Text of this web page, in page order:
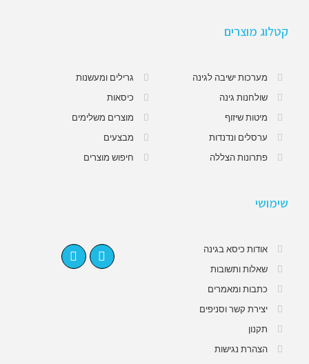
קטלוג מוצרים
מערכות ישיבה לגינה
שולחנות גינה
מיטות שיזוף
ערסלים ונדנדות
פתרונות הצללה
גרילים ומעשנות
כיסאות
מוצרים משלימים
מבצעים
חיפוש מוצרים
שימושי
אודות כיסא בגינה
שאלות ותשובות
כתבות ומאמרים
יצירת קשר וסניפים
תקנון
הצהרת נגישות